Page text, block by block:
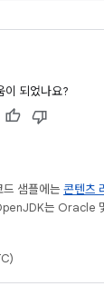
이 되었나요?
샘플에는 콘텐츠
는 Oracle